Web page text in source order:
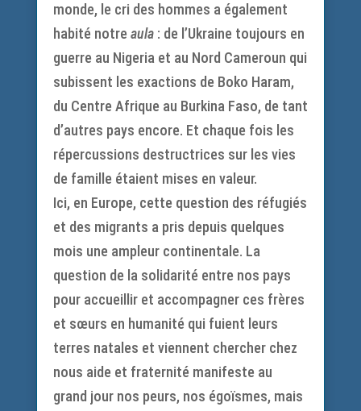
monde, le cri des hommes a également
habité notre aula: de l’Ukraine toujours en
guerre au Nigeria et au Nord Cameroun qui
subissent les exactions de Boko Haram,
du Centre Afrique au Burkina Faso, de tant
d’autres pays encore. Et chaque fois les
répercussions destructrices sur les vies
de famille étaient mises en valeur.
Ici, en Europe, cette question des réfugiés
et des migrants a pris depuis quelques
mois une ampleur continentale. La
question de la solidarité entre nos pays
pour accueillir et accompagner ces frères
et sœurs en humanité qui fuient leurs
terres natales et viennent chercher chez
nous aide et fraternité manifeste au
grand jour nos peurs, nos égoïsmes, mais